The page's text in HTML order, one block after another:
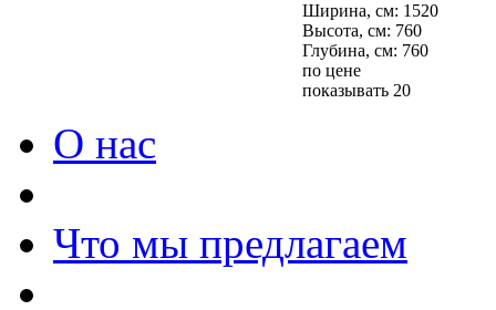
Ширина, см: 1520
Высота, см: 760
Глубина, см: 760
по цене
показывать 20
О нас
Что мы предлагаем